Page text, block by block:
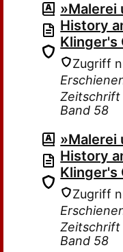
»Malerei
History
Klinger's
Zugriff
Zeitschrift
Band 58
»Malerei
History
Klinger's
Zugriff
Zeitschrift
Band 58